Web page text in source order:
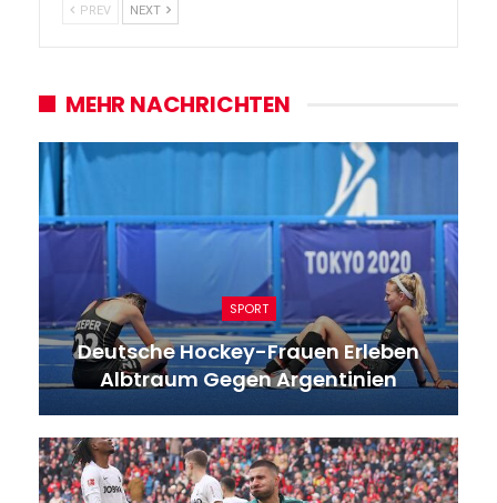
PREV NEXT
MEHR NACHRICHTEN
SPORT
Deutsche Hockey-Frauen Erleben
Albtraum Gegen Argentinien